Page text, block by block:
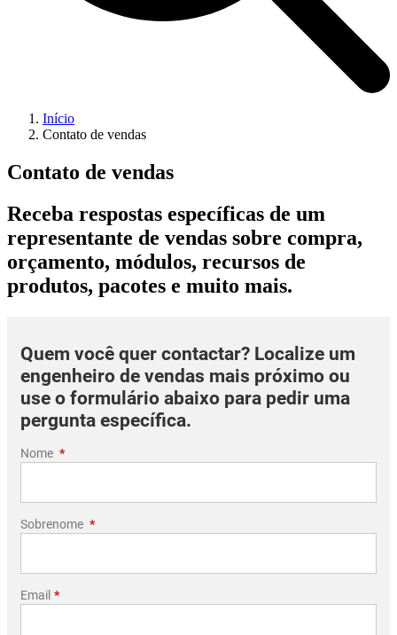
Início
Contato de vendas
Contato de vendas
Receba respostas específicas de um
representante de vendas sobre compra,
orçamento, módulos, recursos de
produtos, pacotes e muito mais.